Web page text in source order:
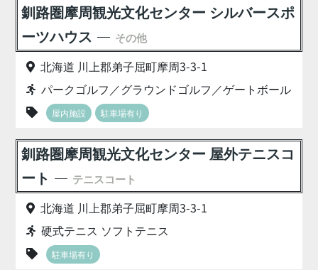
釧路圏摩周観光文化センター シルバースポ
ーツハウス
その他
北海道 川上郡弟子屈町摩周3-3-1
パークゴルフ／グラウンドゴルフ／ゲートボール
屋内施設 駐車場有り
釧路圏摩周観光文化センター 屋外テニスコ
ート
テニスコート
北海道 川上郡弟子屈町摩周3-3-1
硬式テニス ソフトテニス
駐車場有り